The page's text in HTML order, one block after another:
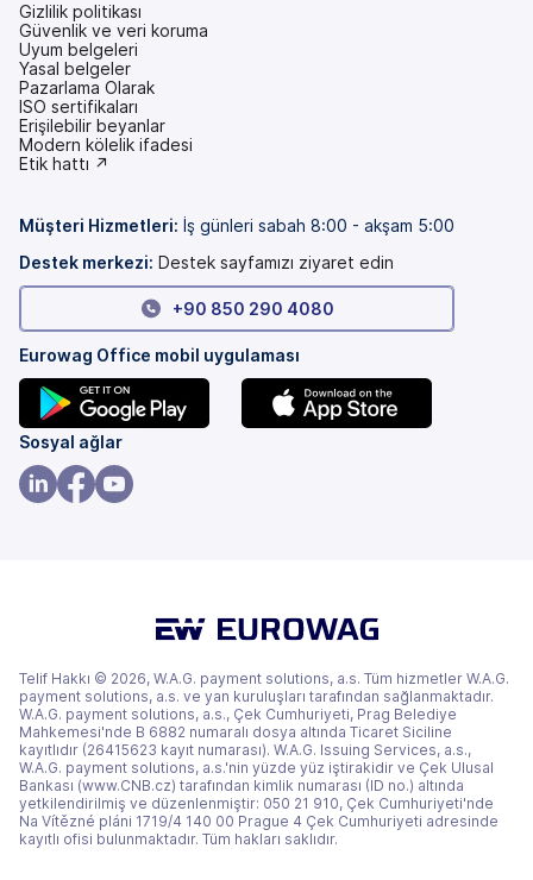
Gizlilik politikası
Güvenlik ve veri koruma
Uyum belgeleri
Yasal belgeler
Pazarlama Olarak
ISO sertifikaları
Erişilebilir beyanlar
(yeni
bir
Modern kölelik ifadesi
(yeni
Etik hattı ↗
Müşteri Hizmetleri: İş günleri sabah 8:00 - akşam 5:00
Destek merkezi: Destek sayfamızı ziyaret edin
+90 850 290 4080
Eurowag Office mobil uygulaması
(yeni
bir
sekmede)
Sosyal ağlar
Telif Hakkı © 2026, W.A.G. payment solutions, a.s. Tüm hizmetler W.A.G.
payment solutions, a.s. ve yan kuruluşları tarafından sağlanmaktadır.
W.A.G. payment solutions, a.s., Çek Cumhuriyeti, Prag Belediye
Mahkemesi'nde B 6882 numaralı dosya altında Ticaret Siciline
kayıtlıdır (26415623 kayıt numarası). W.A.G. Issuing Services, a.s.,
W.A.G. payment solutions, a.s.'nin yüzde yüz iştirakidir ve Çek Ulusal
Bankası (www.CNB.cz) tarafından kimlik numarası (ID no.) altında
yetkilendirilmiş ve düzenlenmiştir: 050 21 910, Çek Cumhuriyeti'nde
Na Vítězné pláni 1719/4 140 00 Prague 4 Çek Cumhuriyeti adresinde
kayıtlı ofisi bulunmaktadır. Tüm hakları saklıdır.